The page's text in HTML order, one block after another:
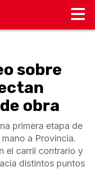
sobre
obra
primera etapa de
a Provincia.
el carril contrario y
distintos puntos